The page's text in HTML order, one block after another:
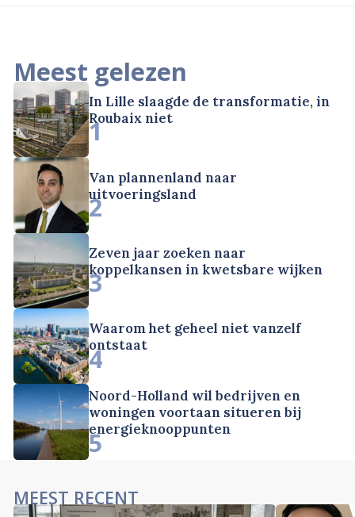
Meest gelezen
In Lille slaagde de transformatie, in
Roubaix niet
1
Van plannenland naar
uitvoeringsland
2
Zeven jaar zoeken naar
koppelkansen in kwetsbare wijken
3
Waarom het geheel niet vanzelf
ontstaat
4
Noord-Holland wil bedrijven en
woningen voortaan situeren bij
energieknooppunten
5
MEEST RECENT